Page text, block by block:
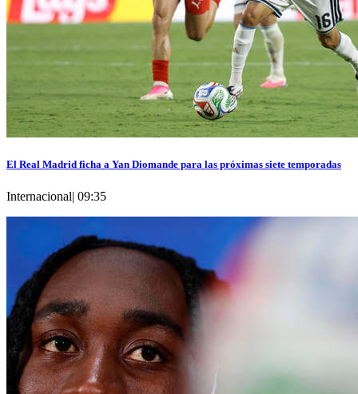
El Real Madrid ficha a Yan Diomande para las próximas siete temporadas
Internacional| 09:35